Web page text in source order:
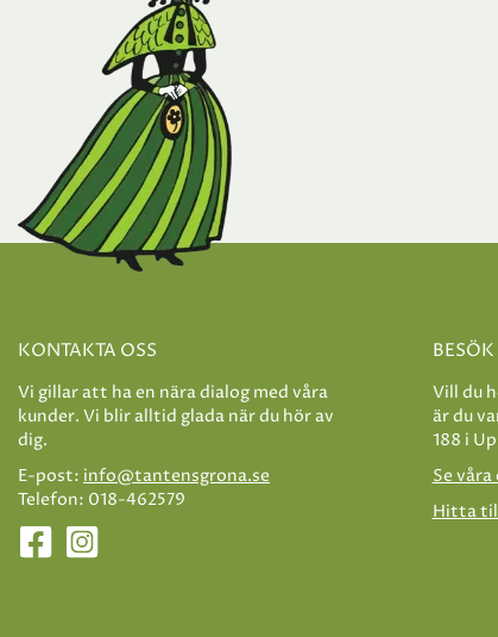
KONTAKTA OSS
Vi gillar att ha en nära dialog med våra
kunder. Vi blir alltid glada när du hör av
dig.
E-post: info@tantensgrona.se
Telefon: 018-462579
BESÖK
Vill du
är du
188 i
Se
Hitta